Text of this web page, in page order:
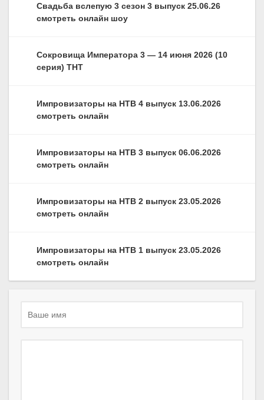
Свадьба вслепую 3 сезон 3 выпуск 25.06.26
смотреть онлайн шоу
Сокровища Императора 3 — 14 июня 2026 (10
серия) ТНТ
Импровизаторы на НТВ 4 выпуск 13.06.2026
смотреть онлайн
Импровизаторы на НТВ 3 выпуск 06.06.2026
смотреть онлайн
Импровизаторы на НТВ 2 выпуск 23.05.2026
смотреть онлайн
Импровизаторы на НТВ 1 выпуск 23.05.2026
смотреть онлайн